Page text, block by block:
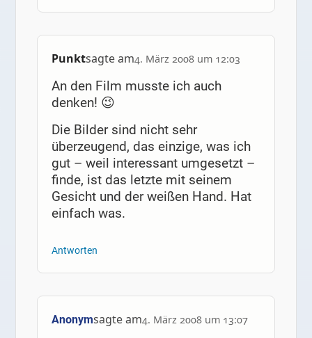
Punktsagte am4. März 2008 um 12:03
An den Film musste ich auch
denken! 😉
Die Bilder sind nicht sehr
überzeugend, das einzige, was ich
gut – weil interessant umgesetzt –
finde, ist das letzte mit seinem
Gesicht und der weißen Hand. Hat
einfach was.
Antworten
Anonymsagte am4. März 2008 um 13:07